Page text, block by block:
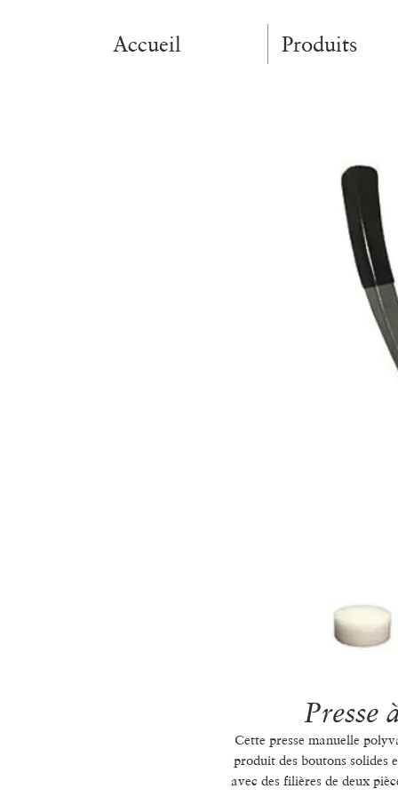
Accueil Produits
Cette presse manuelle
produit des boutons solides
avec des filières de deux